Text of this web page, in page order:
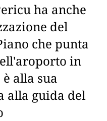
ha anche
del
che punta
in
alla sua
alla guida del